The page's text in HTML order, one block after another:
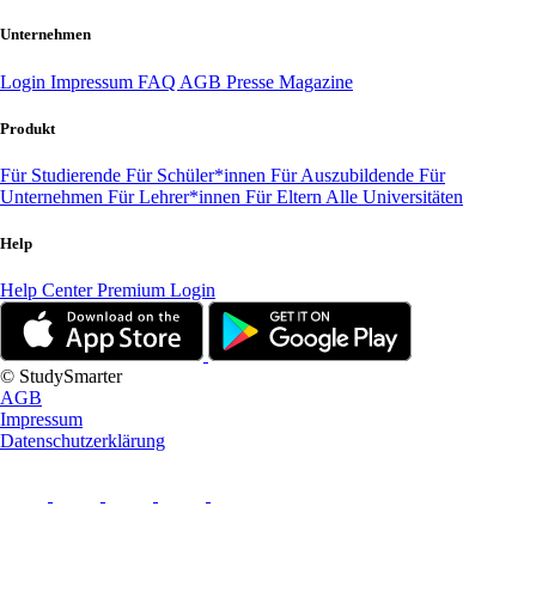
Unternehmen
Login Impressum FAQ AGB Presse Magazine
Produkt
Für Studierende Für Schüler*innen Für Auszubildende Für
Unternehmen Für Lehrer*innen Für Eltern Alle Universitäten
Help
Help CenterPremium Login
© StudySmarter
AGB
Impressum
Datenschutzerklärung